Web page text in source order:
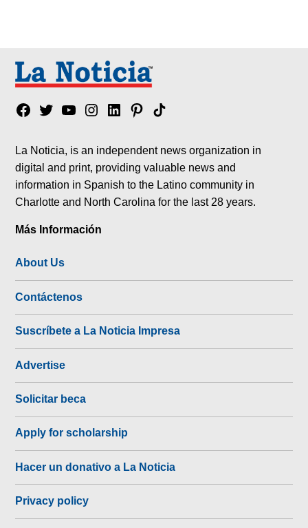
Facebook
TwitterYouTubeInstagram
LinkedinPinterest
Tik
La Noticia, is an independent news organization in
digital and print, providing valuable news and
information in Spanish to the Latino community in
Charlotte and North Carolina for the last 28 years.
Más Información
About Us
Contáctenos
Suscríbete a La Noticia Impresa
Advertise
Solicitar beca
Apply for scholarship
Hacer un donativo a La Noticia
Privacy policy